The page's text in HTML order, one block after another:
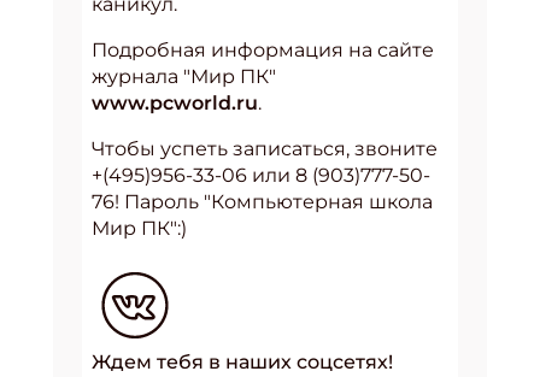
Подробная информация на сайте
журнала "Мир ПК"
www.pcworld.ru.
Чтобы успеть записаться, звоните
+(495)956-33-06 или 8 (903)777-50-
76! Пароль "Компьютерная школа
Мир ПК":)
Ждем тебя в наших соцсетях!